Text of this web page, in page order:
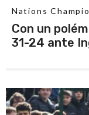
Nations
Con un
31-24 ante